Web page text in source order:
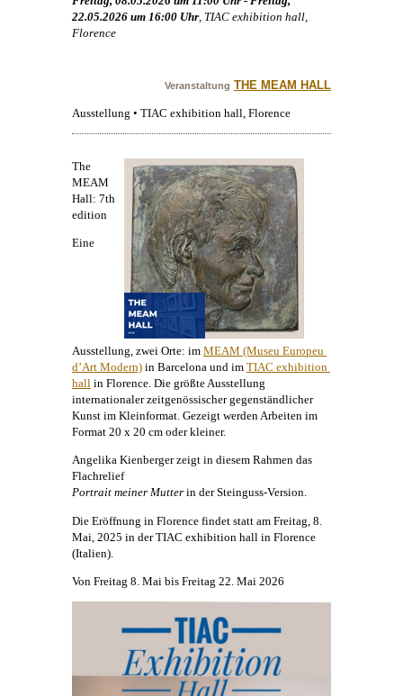
22.05.2026 um 16:00 Uhr , TIAC exhibition hall,
Florence
Veranstaltung THE MEAM HALL
Ausstellung • TIAC exhibition hall, Florence
The
MEAM
Hall: 7th
edition
Eine
Ausstellung, zwei Orte: im MEAM (Museu Europeu
d’Art Modern) in Barcelona und im TIAC exhibition
hall in Florence. Die größte Ausstellung
internationaler zeitgenössischer gegenständlicher
Kunst im Kleinformat. Gezeigt werden Arbeiten im
Format 20 x 20 cm oder kleiner.
Angelika Kienbergerzeigt in diesem Rahmen das
Flachrelief
Portrait meiner Mutter in der Steinguss-Version.
Die Eröffnung in Florence findet statt am Freitag, 8.
Mai, 2025 in der TIAC exhibition hall in Florence
(Italien).
Von Freitag 8. Mai bis Freitag 22. Mai 2026